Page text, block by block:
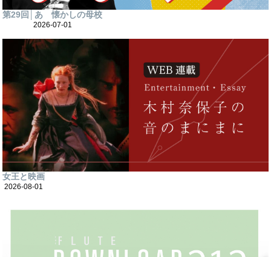
第29回│あゝ懐かしの母校
2026-07-01
女王と映画
2026-08-01